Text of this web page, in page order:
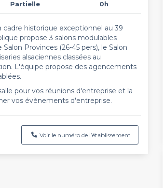
Partielle 0h
cadre historique exceptionnel au 39
propose 3 salons modulables
Provinces (26-45 pers), le Salon
alsaciennes classées au
L'équipe propose des agencements
pour vos réunions d'entreprise et la
vos évènements d'entreprise.
Voir le numéro de l’établissement